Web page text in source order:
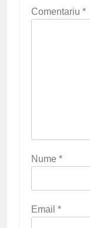
Comentariu *
Nume *
Email *